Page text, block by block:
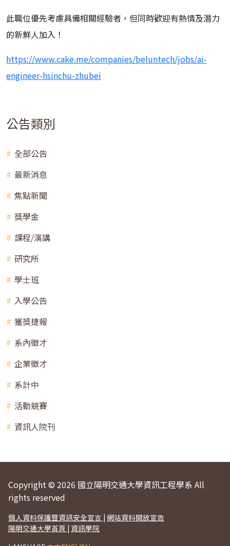
此職位優先考慮具備相關經驗者，但同時歡迎有熱情及潛力
的新鮮人加入！
https://www.cake.me/companies/beluntech/jobs/ai-
engineer-hsinchu-zhubei
公告類別
全部公告
最新消息
焦點新聞
獎學金
課程/演講
研究所
學士班
入學公告
獲獎捷報
系內徵才
企業徵才
系計中
活動競賽
資訊人院刊
Copyright © 2026 國立陽明交通大學資訊工程學系 All
rights reserved
個人資料保護暨資訊安全宣言 | 網站資料開放宣告
陽明交通大學首頁 | 資訊學院